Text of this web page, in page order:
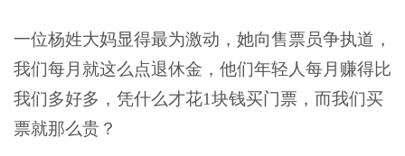
一位杨姓大妈显得最为激动，她向售票员争执道，
我们每月就这么点退休金，他们年轻人每月赚得比
我们多好多，凭什么才花1块钱买门票，而我们买
票就那么贵？